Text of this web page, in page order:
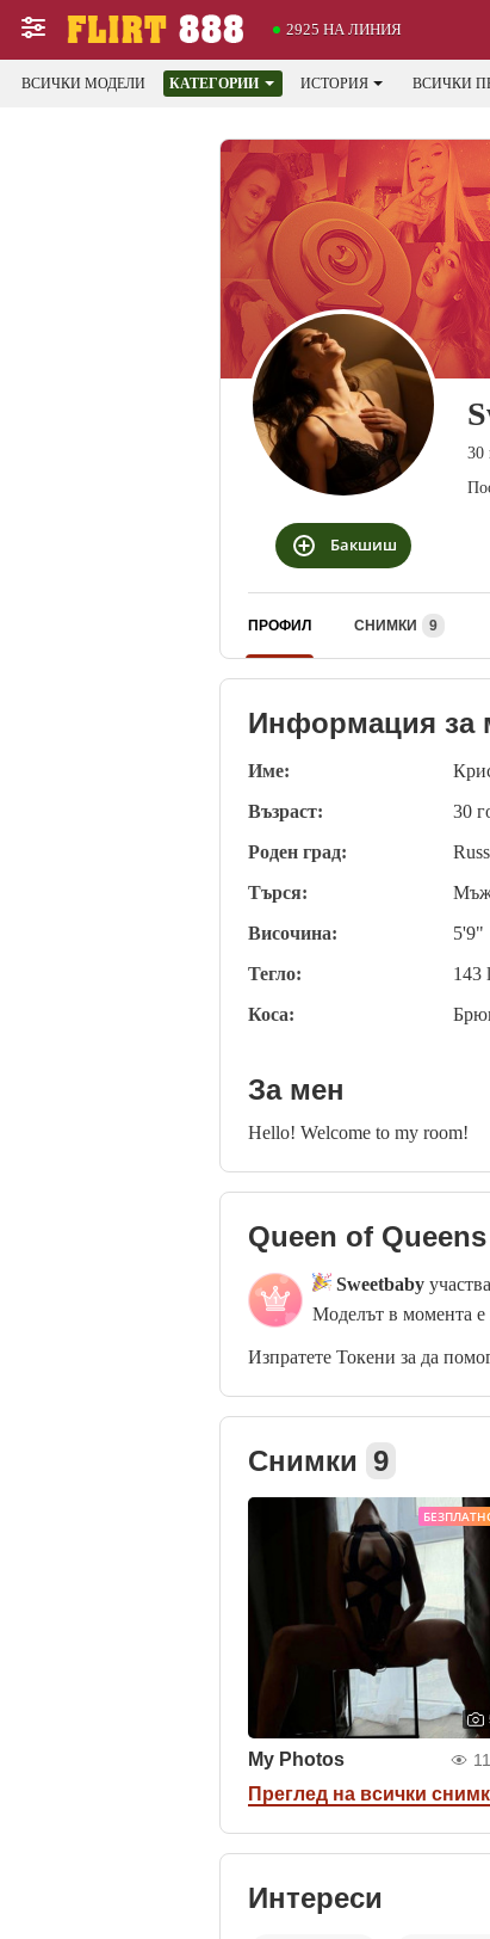
2925 НА ЛИНИЯ
ВСИЧКИ МОДЕЛИ КАТЕГОРИИ ИСТОРИЯ ВСИЧКИ
30
Бакшиш
ПРОФИЛ СНИМКИ 9
Информация за
Име:
Възраст:
30
Роден град:
Търся:
Височина:
5'9"
Тегло:
143
Коса:
За мен
Hello! Welcome to my room!
Queen of Queens
Sweetbaby
Моделът в момента е
Изпратете Токени за да
Снимки 9
My Photos
Преглед на всички
Интереси